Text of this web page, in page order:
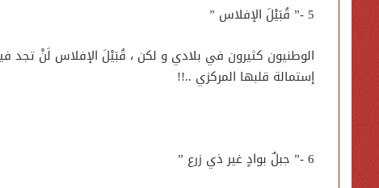
5 -” قُبَيْلَ الإفلاس ”
الوطنيون كثيرون في بلادي و لكن ، قُبَيْلَ الإفلاس لَنْ تجد
إستمالة قلبها المركزي ..!!
6 -” جبلٌ بوادٍ غير ذي زرع ”